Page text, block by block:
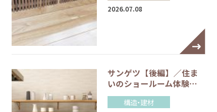
2026.07.08
サンゲツ【後編】／住ま
いのショールーム体験…
構造・建材